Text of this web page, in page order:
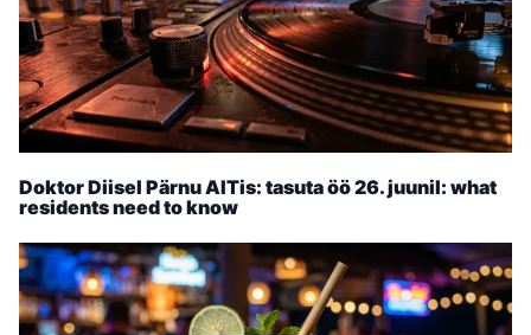
Doktor Diisel Pärnu AITis: tasuta öö 26. juunil: what
residents need to know